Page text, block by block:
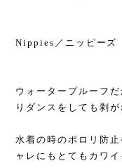
Nippies／ニッピーズ
ウォータープルーフ
りダンスをしても剥が
水着の時のポロリ防
ャレにもとてもカワ